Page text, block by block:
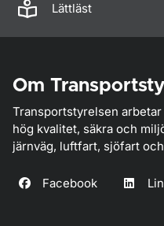
Lättläst
Om
Transportstyrelsen
hög kvalitet, säkra och
järnväg, luftfart, sjöfart
Facebook